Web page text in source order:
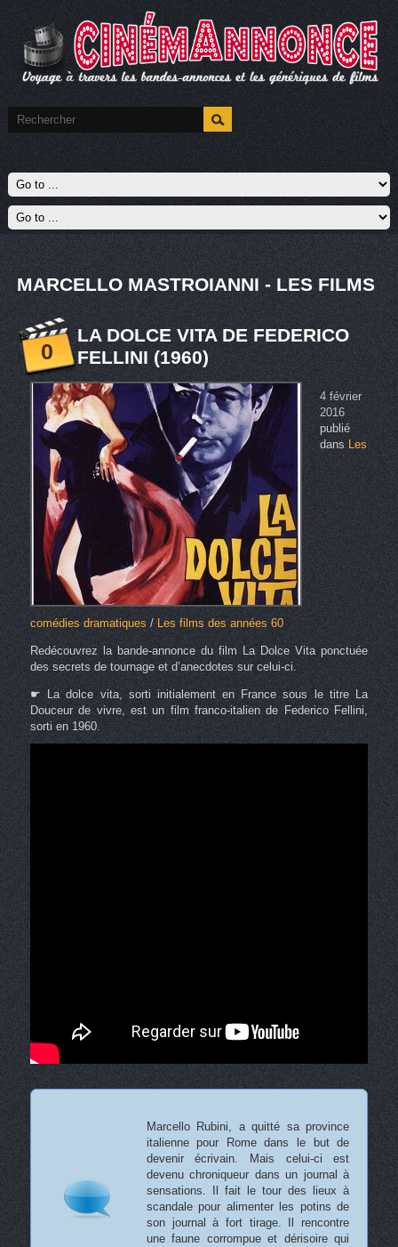
MARCELLO MASTROIANNI - LES FILMS
0
LA DOLCE VITA DE FEDERICO
FELLINI (1960)
4 février
2016
publié
dansLes
comédies dramatiques/ Les films des années 60
Redécouvrez la bande-annonce du film La Dolce Vita ponctuée
des secrets de tournage et d’anecdotes sur celui-ci.
☛ La dolce vita, sorti initialement en France sous le titre La
Douceur de vivre, est un film franco-italien de Federico Fellini,
sorti en 1960.
Marcello Rubini, a quitté sa province
italienne pour Rome dans le but de
devenir écrivain. Mais celui-ci est
devenu chroniqueur dans un journal à
sensations. Il fait le tour des lieux à
scandale pour alimenter les potins de
son journal à fort tirage. Il rencontre
une faune corrompue et dérisoire qui